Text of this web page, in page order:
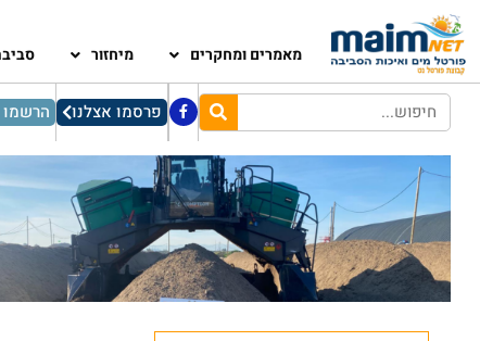
מאמרים ומחקרים מיחזור
פרסמו אצלנו הרשמו